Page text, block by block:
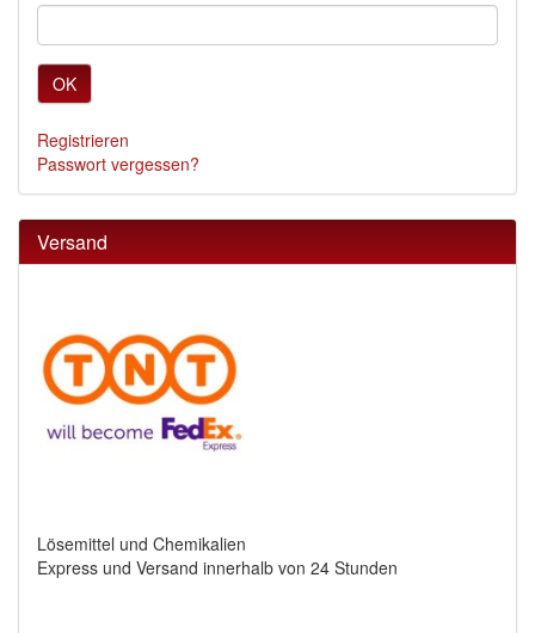
OK
Registrieren
Passwort vergessen?
Versand
Lösemittel und Chemikalien
Express und Versand innerhalb von 24 Stunden